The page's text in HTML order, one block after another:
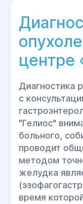
центре
Диагностика
с
"Гелиос"
больного,
проводит
методом
желудка
время